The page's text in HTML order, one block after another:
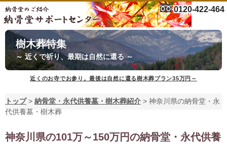
0120-422-464
樹木葬特集
～ 近くで祈り、最期は自然に還る ～
近くのお寺でお参り。最後は自然に還る樹木葬プラン35万円～
トップ> 納骨堂・永代供養墓・樹木葬紹介 > 神奈川県の納骨堂・永
代供養墓・樹木葬
神奈川県の101万～150万円の納骨堂・永代供養